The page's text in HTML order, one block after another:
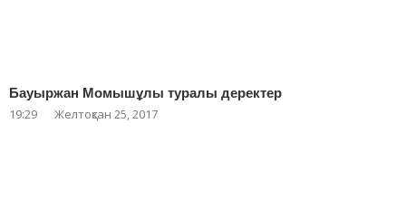
Бауыржан Момышұлы туралы деректер
19:29 Желтоқсан 25, 2017